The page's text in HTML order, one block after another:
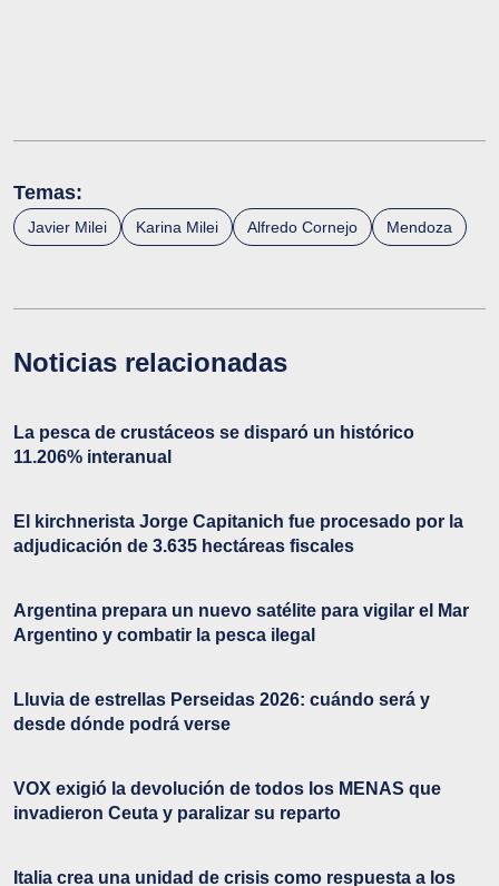
Temas:
Javier Milei Karina Milei Alfredo Cornejo Mendoza
Noticias relacionadas
La pesca de crustáceos se disparó un histórico
11.206% interanual
El kirchnerista Jorge Capitanich fue procesado por la
adjudicación de 3.635 hectáreas fiscales
Argentina prepara un nuevo satélite para vigilar el Mar
Argentino y combatir la pesca ilegal
Lluvia de estrellas Perseidas 2026: cuándo será y
desde dónde podrá verse
VOX exigió la devolución de todos los MENAS que
invadieron Ceuta y paralizar su reparto
Italia crea una unidad de crisis como respuesta a los